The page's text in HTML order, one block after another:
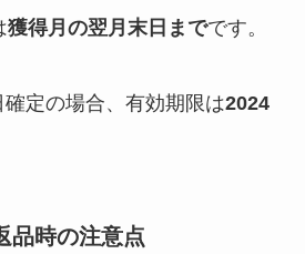
獲得月の翌月末日までです。
定の場合、有効期限は2024
時の注意点